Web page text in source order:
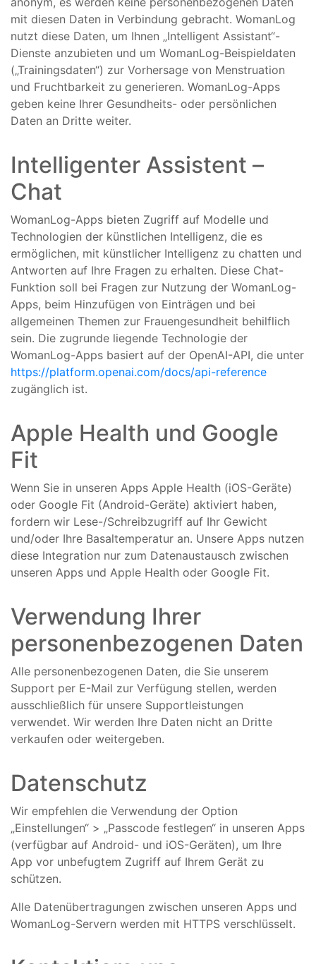
mit diesen Daten in Verbindung gebracht. WomanLog
nutzt diese Daten, um Ihnen „Intelligent Assistant“-
Dienste anzubieten und um WomanLog-Beispieldaten
(„Trainingsdaten“) zur Vorhersage von Menstruation
und Fruchtbarkeit zu generieren. WomanLog-Apps
geben keine Ihrer Gesundheits- oder persönlichen
Daten an Dritte weiter.
Intelligenter Assistent – ​​
Chat
WomanLog-Apps bieten Zugriff auf Modelle und
Technologien der künstlichen Intelligenz, die es
ermöglichen, mit künstlicher Intelligenz zu chatten und
Antworten auf Ihre Fragen zu erhalten. Diese Chat-
Funktion soll bei Fragen zur Nutzung der WomanLog-
Apps, beim Hinzufügen von Einträgen und bei
allgemeinen Themen zur Frauengesundheit behilflich
sein. Die zugrunde liegende Technologie der
WomanLog-Apps basiert auf der OpenAI-API, die unter
https://platform.openai.com/docs/api-reference
zugänglich ist.
Apple Health und Google
Fit
Wenn Sie in unseren Apps Apple Health (iOS-Geräte)
oder Google Fit (Android-Geräte) aktiviert haben,
fordern wir Lese-/Schreibzugriff auf Ihr Gewicht
und/oder Ihre Basaltemperatur an. Unsere Apps nutzen
diese Integration nur zum Datenaustausch zwischen
unseren Apps und Apple Health oder Google Fit.
Verwendung Ihrer
personenbezogenen Daten
Alle personenbezogenen Daten, die Sie unserem
Support per E-Mail zur Verfügung stellen, werden
ausschließlich für unsere Supportleistungen
verwendet. Wir werden Ihre Daten nicht an Dritte
verkaufen oder weitergeben.
Datenschutz
Wir empfehlen die Verwendung der Option
„Einstellungen“ > „Passcode festlegen“ in unseren Apps
(verfügbar auf Android- und iOS-Geräten), um Ihre
App vor unbefugtem Zugriff auf Ihrem Gerät zu
schützen.
Alle Datenübertragungen zwischen unseren Apps und
WomanLog-Servern werden mit HTTPS verschlüsselt.